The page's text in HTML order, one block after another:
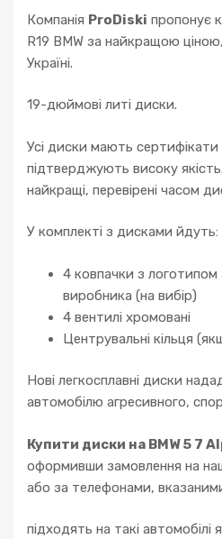
E65
ALPINA
кількість
Компанія ProDiski пропонує
R19 BMW за найкращою
Україні.
19-дюймові литі диски.
Усі диски мають сертифікати
підтверджують високу
найкращі, перевірені часом
У комплекті з дисками йдуть:
4 ковпачки з логотипом
виробника (на вибір)
4 вентилі хромовані
Центрувальні кільця
Нові легкосплавні диски
автомобілю агресивного,
Купити диски на BMW 5 7
оформивши замовлення на
або за телефонами,
підходять на такі автомобілі